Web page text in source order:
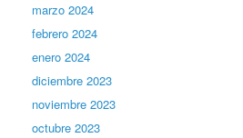
marzo 2024
febrero 2024
enero 2024
diciembre 2023
noviembre 2023
octubre 2023